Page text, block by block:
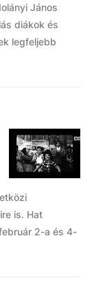
János
diákok és
legfeljebb
is. Hat
2-a és 4-